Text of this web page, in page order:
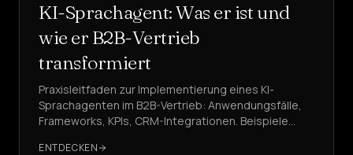
KI-Sprachagent: Was er ist und
wie er B2B-Vertrieb
transformiert
Praxisleitfaden zur Implementierung eines KI-
Sprachagenten im B2B-Vertrieb: Anwendungsfälle,
Frameworks, KPIs, CRM-Integrationen. Beispiele
ENTDECKEN